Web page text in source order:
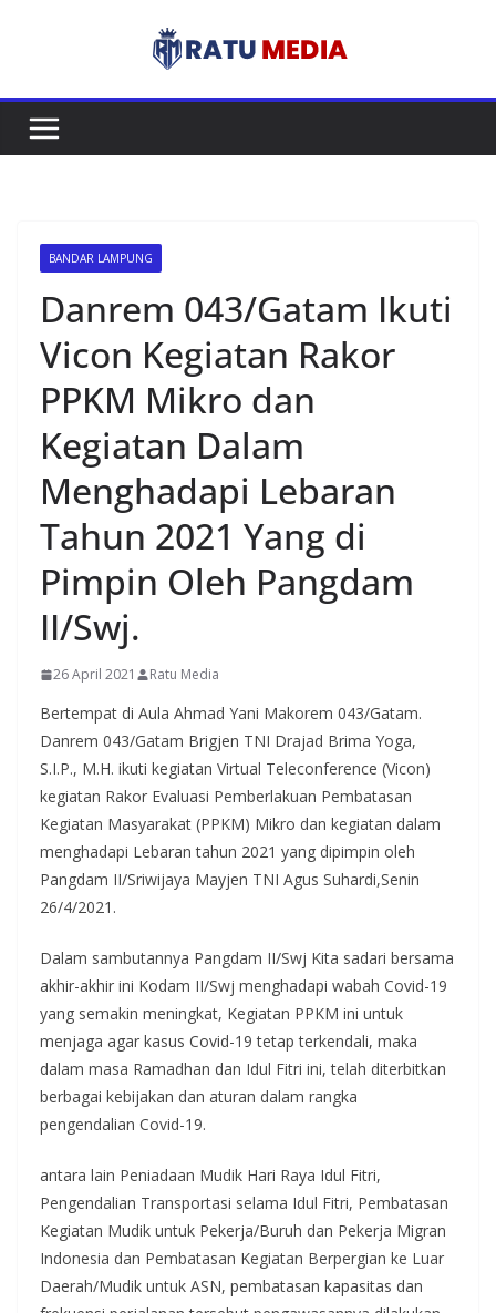
BANDAR LAMPUNG
Danrem 043/Gatam Ikuti
Vicon Kegiatan Rakor
PPKM Mikro dan
Kegiatan Dalam
Menghadapi Lebaran
Tahun 2021 Yang di
Pimpin Oleh Pangdam
II/Swj.
26 April 2021 Ratu Media
Bertempat di Aula Ahmad Yani Makorem 043/Gatam.
Danrem 043/Gatam Brigjen TNI Drajad Brima Yoga,
S.I.P., M.H. ikuti kegiatan Virtual Teleconference (Vicon)
kegiatan Rakor Evaluasi Pemberlakuan Pembatasan
Kegiatan Masyarakat (PPKM) Mikro dan kegiatan dalam
menghadapi Lebaran tahun 2021 yang dipimpin oleh
Pangdam II/Sriwijaya Mayjen TNI Agus Suhardi,Senin
26/4/2021.
Dalam sambutannya Pangdam II/Swj Kita sadari bersama
akhir-akhir ini Kodam II/Swj menghadapi wabah Covid-19
yang semakin meningkat, Kegiatan PPKM ini untuk
menjaga agar kasus Covid-19 tetap terkendali, maka
dalam masa Ramadhan dan Idul Fitri ini, telah diterbitkan
berbagai kebijakan dan aturan dalam rangka
pengendalian Covid-19.
antara lain Peniadaan Mudik Hari Raya Idul Fitri,
Pengendalian Transportasi selama Idul Fitri, Pembatasan
Kegiatan Mudik untuk Pekerja/Buruh dan Pekerja Migran
Indonesia dan Pembatasan Kegiatan Berpergian ke Luar
Daerah/Mudik untuk ASN, pembatasan kapasitas dan